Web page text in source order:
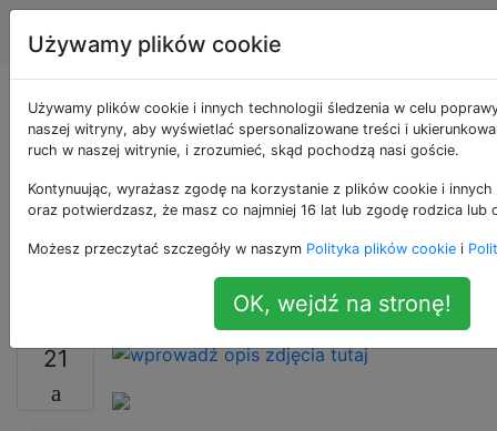
Apple Tagi
High Sierra pokazuje
nieprawidłowe użycie
dysku dla zdjęć w
informacjach
21
Używamy plików cookie
Używamy plików cookie i innych technologii śledzenia w celu
naszej witryny, aby wyświetlać spersonalizowane treści i
ruch w naszej witrynie, i zrozumieć, skąd pochodzą nasi goście.
Kontynuując, wyrażasz zgodę na korzystanie z plików cookie i
oraz potwierdzasz, że masz co najmniej 16 lat lub zgodę rodzica lub
Możesz przeczytać szczegóły w naszym Polityka plików cookie i
OK, wejdź na stronę!